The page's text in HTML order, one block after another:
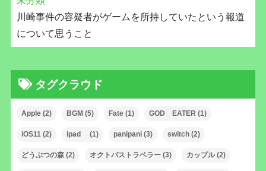
川崎事件の容疑者がゲームを所持していたという報道
について思うこと
タグクラウド
Apple(2) BGM (5) Fate(1) GOD EATER (1)
iOS11(2) ipad (1) panipani(3) switch(2)
どうぶつの森(2) オクトパストラベラー(3) カップル(2)